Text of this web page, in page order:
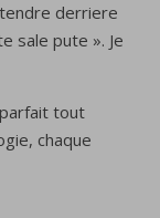
derriere
sale pute ». Je
tout
chaque